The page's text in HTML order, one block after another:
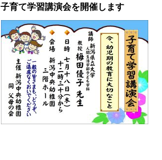
子育て学習講演会を開催します